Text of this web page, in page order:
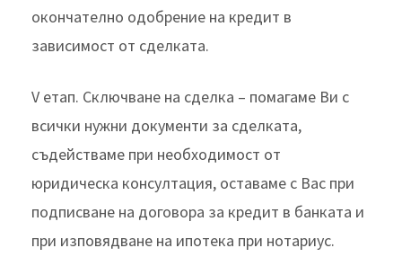
окончателно одобрение на кредит в
зависимост от сделката.
V етап. Сключване на сделка – помагаме Ви с
всички нужни документи за сделката,
съдействаме при необходимост от
юридическа консултация, оставаме с Вас при
подписване на договора за кредит в банката и
при изповядване на ипотека при нотариус.